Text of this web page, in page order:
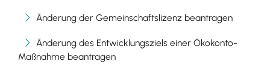
Änderung der Gemeinschaftslizenz beantragen
Änderung des Entwicklungsziels einer Ökokonto-
Maßnahme beantragen